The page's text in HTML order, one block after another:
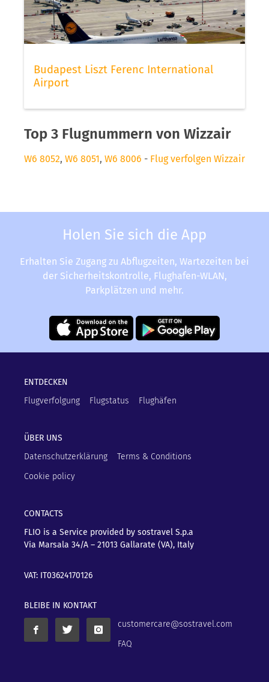
Budapest Liszt Ferenc International
Airport
Top 3 Flugnummern von Wizzair
W6 8052, W6 8051, W6 8006 - Flug verfolgen Wizzair
Holen Sie sich die App
Erhalten Sie Zugang zu Abflugzeiten, Wartezeiten bei
der Sicherheitskontrolle, Flughafen-WLAN,
Parkplätzen und mehr.
ENTDECKEN
Flugverfolgung
Flugstatus Flughäfen
ÜBER UNS
Datenschutzerklärung
Terms & Conditions
Cookie policy
CONTACTS
FLIO is a Service provided by sostravel S.p.a
Via Marsala 34/A – 21013 Gallarate (VA), Italy
VAT: IT03624170126
BLEIBE IN KONTAKT
customercare@sostravel.com
FAQ